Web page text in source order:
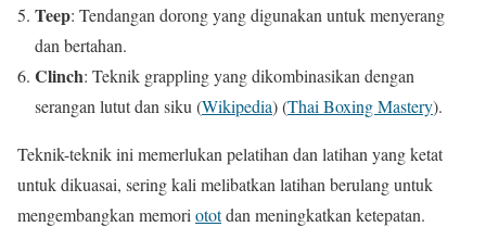
Teep: Tendangan dorong yang digunakan untuk menyerang
dan bertahan.
Clinch: Teknik grappling yang dikombinasikan dengan
serangan lutut dan siku​ (Wikipedia)(Thai Boxing Mastery)​.
Teknik-teknik ini memerlukan pelatihan dan latihan yang ketat
untuk dikuasai, sering kali melibatkan latihan berulang untuk
mengembangkan memori ototdan meningkatkan ketepatan.